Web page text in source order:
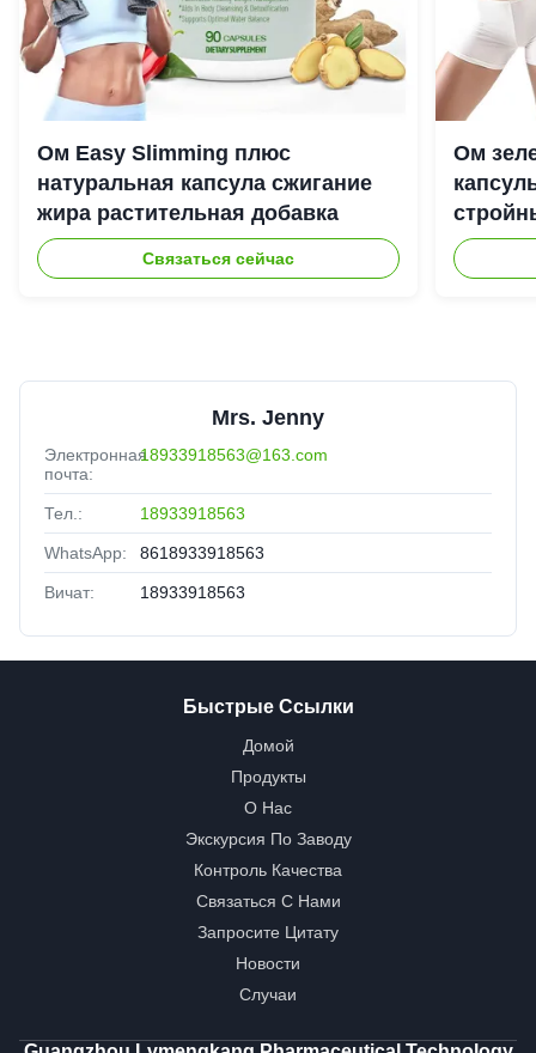
Ом Easy Slimming плюс
натуральная капсула сжигание
жира растительная добавка
Связаться сейчас
Ом
Mrs. Jenny
Электронная
почта:
18933918563@163.com
Тел.: 18933918563
WhatsApp: 8618933918563
Вичат: 18933918563
Быстрые Ссылки
Домой
Продукты
О Нас
Экскурсия По Заводу
Контроль Качества
Связаться С Нами
Запросите Цитату
Новости
Случаи